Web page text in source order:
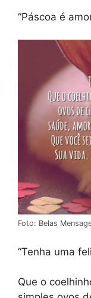
“Páscoa é
Foto: Belas
“Tenha uma
Que o